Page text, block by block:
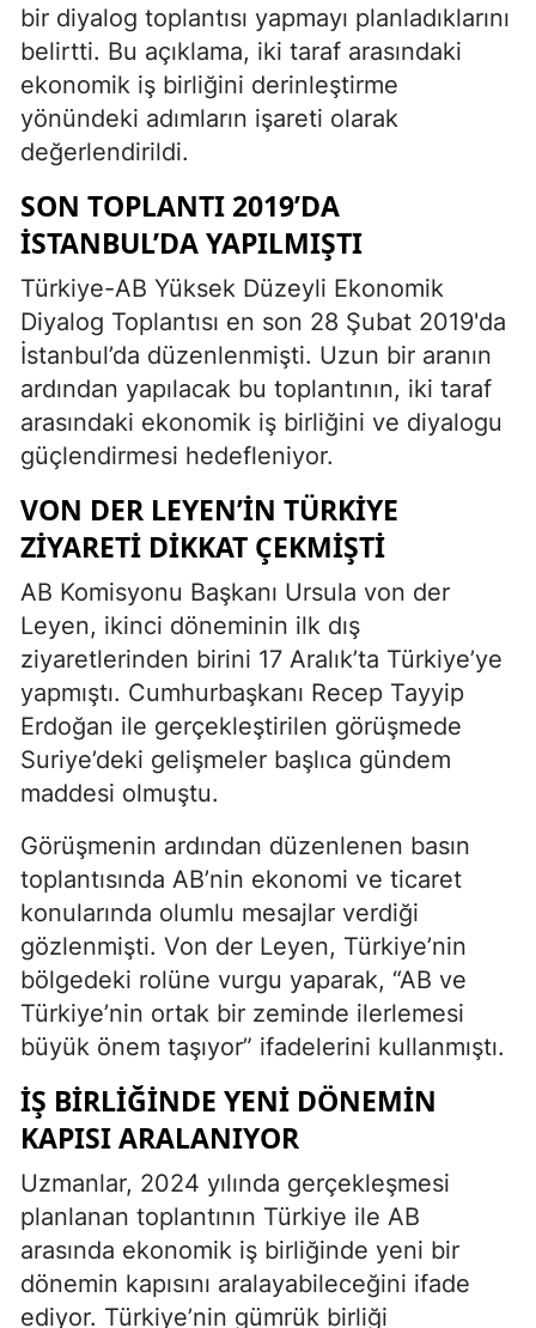
bir diyalog toplantısı yapmayı planladıklarını
belirtti. Bu açıklama, iki taraf arasındaki
ekonomik iş birliğini derinleştirme
yönündeki adımların işareti olarak
değerlendirildi.
SON TOPLANTI 2019’DA
İSTANBUL’DA YAPILMIŞTI
Türkiye-AB Yüksek Düzeyli Ekonomik
Diyalog Toplantısı en son 28 Şubat 2019'da
İstanbul’da düzenlenmişti. Uzun bir aranın
ardından yapılacak bu toplantının, iki taraf
arasındaki ekonomik iş birliğini ve diyalogu
güçlendirmesi hedefleniyor.
VON DER LEYEN’İN TÜRKİYE
ZİYARETİ DİKKAT ÇEKMİŞTİ
AB Komisyonu Başkanı Ursula von der
Leyen, ikinci döneminin ilk dış
ziyaretlerinden birini 17 Aralık’ta Türkiye’ye
yapmıştı. Cumhurbaşkanı Recep Tayyip
Erdoğan ile gerçekleştirilen görüşmede
Suriye’deki gelişmeler başlıca gündem
maddesi olmuştu.
Görüşmenin ardından düzenlenen basın
toplantısında AB’nin ekonomi ve ticaret
konularında olumlu mesajlar verdiği
gözlenmişti. Von der Leyen, Türkiye’nin
bölgedeki rolüne vurgu yaparak, “AB ve
Türkiye’nin ortak bir zeminde ilerlemesi
büyük önem taşıyor” ifadelerini kullanmıştı.
İŞ BİRLİĞİNDE YENİ DÖNEMİN
KAPISI ARALANIYOR
Uzmanlar, 2024 yılında gerçekleşmesi
planlanan toplantının Türkiye ile AB
arasında ekonomik iş birliğinde yeni bir
dönemin kapısını aralayabileceğini ifade
ediyor. Türkiye’nin gümrük birliği